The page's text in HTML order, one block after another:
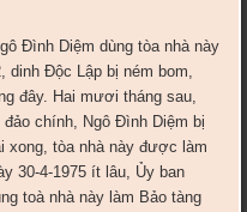
Diệm dùng tòa nhà này
dinh Độc Lập bị ném bom,
đây. Hai mươi tháng sau,
đảo chính, Ngô Đình Diệm bị
xong, tòa nhà này được làm
30-4-1975 ít lâu, Ủy ban
toà nhà này làm Bảo tàng